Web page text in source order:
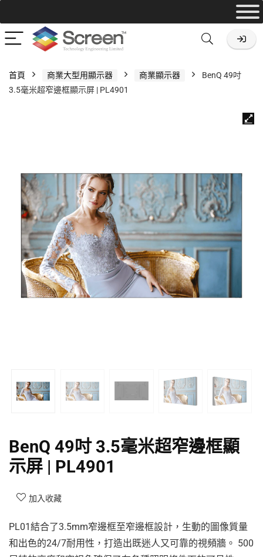
首頁 商業大型用顯示器 商業顯示器
BenQ 49吋
3.5毫米超窄邊框顯示屏 | PL4901
BenQ 49吋 3.5毫米超窄邊框顯
示屏 | PL4901
加入收藏
PL01結合了3.5mm窄邊框至窄邊框設計，生動的圖像質量
和出色的24/7耐用性，打造出既迷人又可靠的視頻牆。 500